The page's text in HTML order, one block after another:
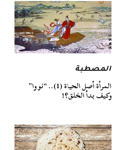
المصطبة
المرأة أصل الحياة (1).. “نو وا”
وكيف بدأ الخلق؟!